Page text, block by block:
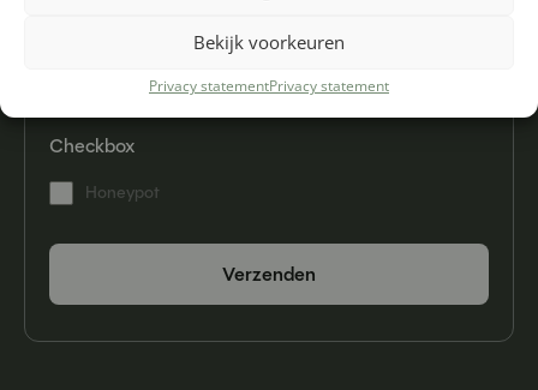
Bekijk voorkeuren
Privacy statementPrivacy statement
Checkbox
Honeypot
Verzenden